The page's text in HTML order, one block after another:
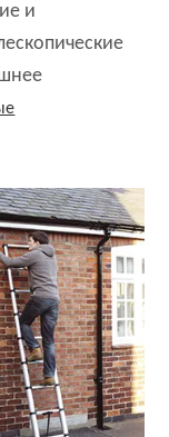
и